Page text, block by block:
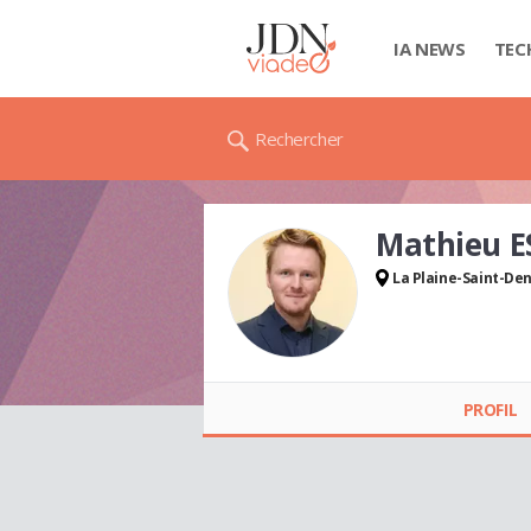
IA NEWS
Rechercher
Mathieu ESCAFIT
Mathieu
La Plaine-Saint-
PROFIL